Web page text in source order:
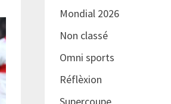
Mondial 2026
Non classé
Omni sports
Réflèxion